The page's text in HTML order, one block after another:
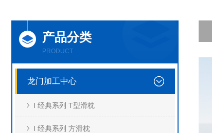
产品分类
PRODUCT
龙门加工中心
I 经典系列 T型滑枕
I 经典系列 方滑枕